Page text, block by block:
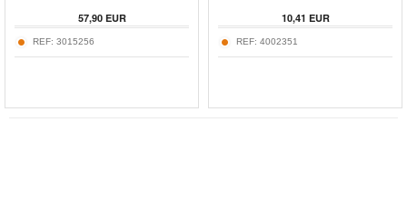
57,90EUR
REF: 3015256
10,41 EUR
REF: 4002351